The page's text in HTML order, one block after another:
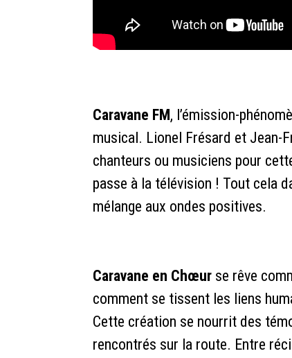
Caravane FM, l’émission-
musical. Lionel Frésard et Jean-
chanteurs ou musiciens pour
passe à la télévision ! Tout cela
mélange aux ondes positives.
Caravane en Chœur se rêve
comment se tissent les liens
Cette création se nourrit des
rencontrés sur la route. Entre